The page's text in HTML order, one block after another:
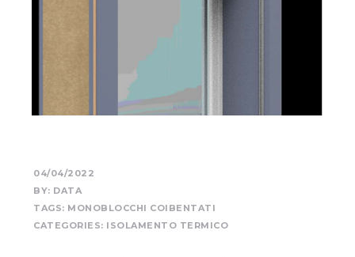
04/04/2022
BY: DATA
TAGS: MONOBLOCCHI COIBENTATI
CATEGORIES: ISOLAMENTO TERMICO